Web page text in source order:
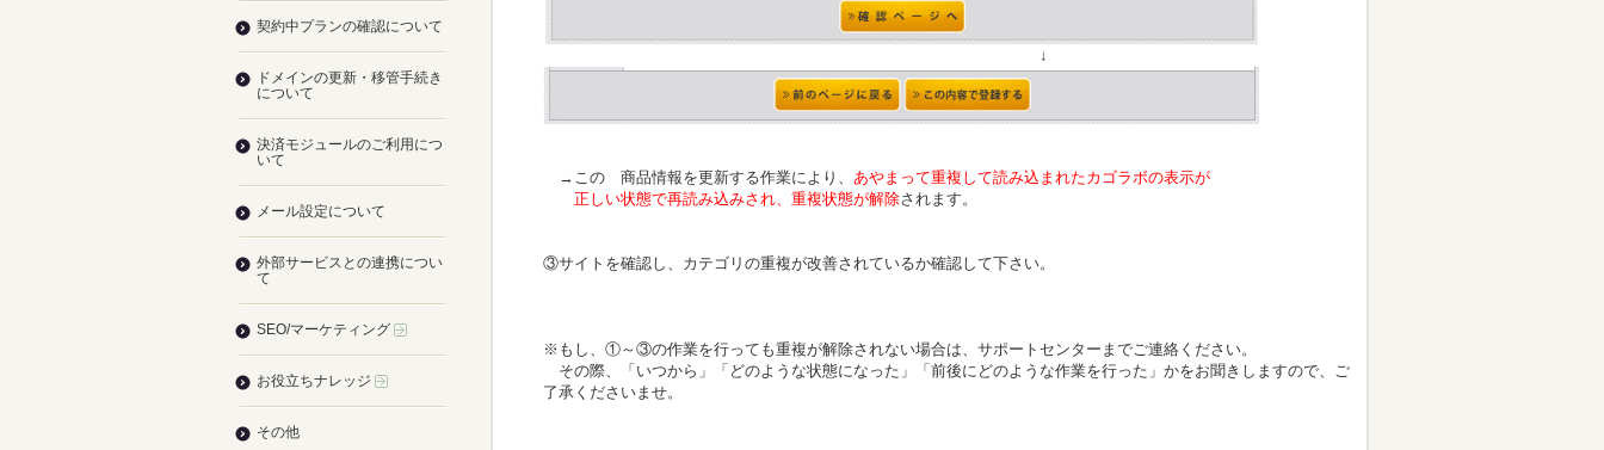
↓
→この 商品情報を更新する作業により、 あやまって重複して読み込まれたカゴラボの表示が
正しい状態で再読み込みされ、重複状態が解除されます。
③サイトを確認し、カテゴリの重複が改善されているか確認して下さい。
※もし、①～③の作業を行っても重複が解除されない場合は、サポートセンターまでご連絡ください。
その際、「いつから」「どのような状態になった」「前後にどのような作業を行った」かをお聞きしますので、ご
了承くださいませ。
契約中プランの確認について
ドメインの更新・移管手続き
について
決済モジュールのご利用につ
いて
メール設定について
外部サービスとの連携につい
て
SEO/マーケティング
お役立ちナレッジ
その他